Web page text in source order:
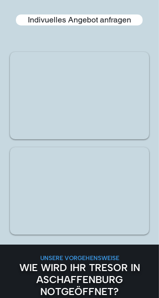
Indivuelles Angebot anfragen
UNSERE VORGEHENSWEISE
WIE WIRD IHR TRESOR IN
ASCHAFFENBURG
NOTGEÖFFNET?